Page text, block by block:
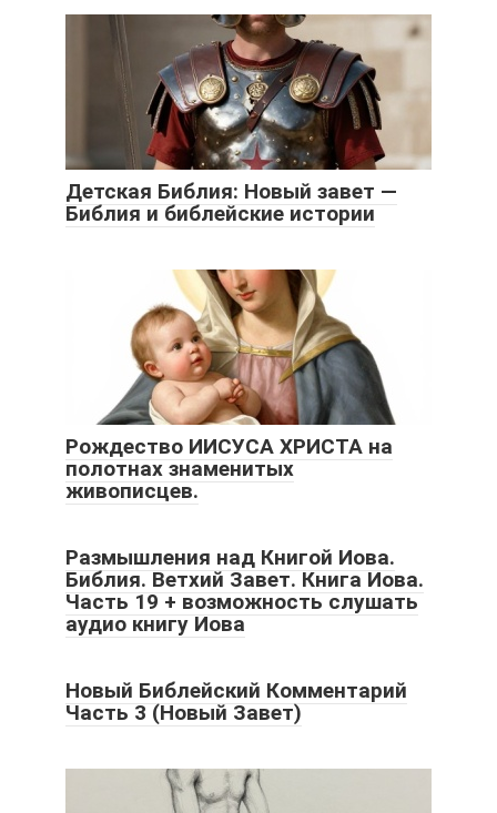
Детская Библия: Новый завет —
Библия и библейские истории
Рождество ИИСУСА ХРИСТА на
полотнах знаменитых
живописцев.
Размышления над Книгой Иова.
Библия. Ветхий Завет. Книга Иова.
Часть 19 + возможность слушать
аудио книгу Иова
Новый Библейский Комментарий
Часть 3 (Новый Завет)